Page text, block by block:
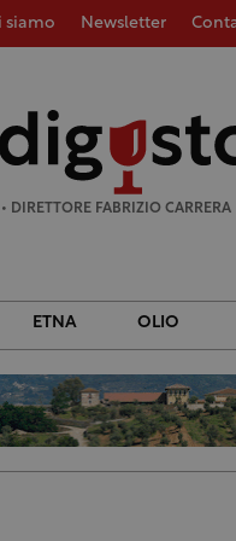
siamo Newsletter
FABRIZIO CARRERA
ETNA OLIO